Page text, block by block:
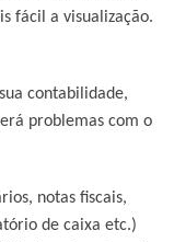
fácil a visualização.
contabilidade,
problemas com o
notas fiscais,
de caixa etc.)